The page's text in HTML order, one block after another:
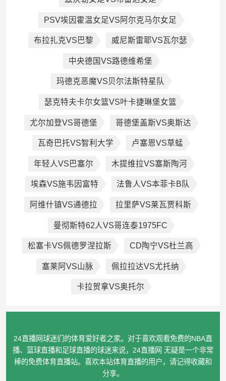
PSV埃因霍温女足VS阿尔克马尔女足
布拉扎克VS巴黎 威尼斯雷耶VS瓦尔瑟
中央德国VS路德维希堡
玛德克恶魔VS贝尔法斯特星队
瑟克特夫卡尔女篮VS叶卡捷琳堡女篮
尤尔加登VS哥德堡 哥德堡盖斯VS奥斯达
瓦奇巴托VS智利大学 卢塞恩VS草蜢
年轻人VS巴塞尔 木提维拉VS塞斯陶河
埃森VS施韦因富特 法鲁人VS本菲卡B队
阿维什镇VS通德拉 拉里萨VS莱瓦贾科斯
曼彻斯特62人VS哥连泰1975FC
松塞卡VS佩德罗涅拉斯 CD陶宁VS杜兰高
塞莱阿VS山脉 佩拉拉达VS尤托纳
卡拉贺拿VS奥托尔
24直播网球迷们的体育爱好者之家。对于喜欢观看免费的NBA直
播、篮球直播和足球直播的球迷来说，24直播网 无疑是一个非常
棒的免费体育直播站。喜欢本站体育直播的用户，请记得收藏和
分享。